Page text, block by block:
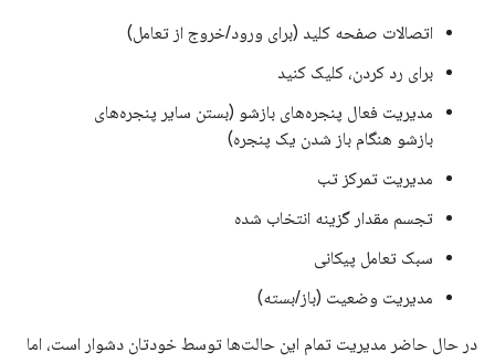
اتصالات صفحه کلید (برای ورود/خروج از تعامل)
برای رد کردن، کلیک کنید
مدیریت فعال پنجره‌های بازشو (بستن سایر پنجره‌های
بازشو هنگام باز شدن یک پنجره)
مدیریت تمرکز تب
تجسم مقدار گزینه انتخاب شده
سبک تعامل پیکانی
مدیریت وضعیت (باز/بسته)
در حال حاضر مدیریت تمام این حالت‌ها توسط خودتان دشوار است، اما